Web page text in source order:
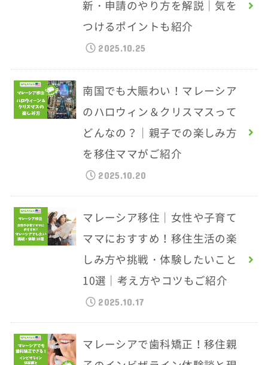
新・申請のやり方を解説｜気を
つけるポイントも紹介
2025.10.25
南国でも大賑わい！マレーシア
のハロウィン＆クリスマスって
どんなの？｜親子での楽しみ方
を移住ママがご紹介
2025.10.20
マレーシア移住｜女性や子育て
ママにおすすめ！移住生活の楽
しみ方や挑戦・体験したいこと
10選｜考え方やコツもご紹介
2025.10.17
マレーシアで歯科矯正！移住親